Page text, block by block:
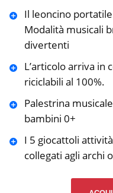
Il leoncino
Modalità musicali
divertenti
L’articolo arriva in
riciclabili al 100%.
Palestrina
bambini 0+
I 5 giocattoli
collegati agli archi